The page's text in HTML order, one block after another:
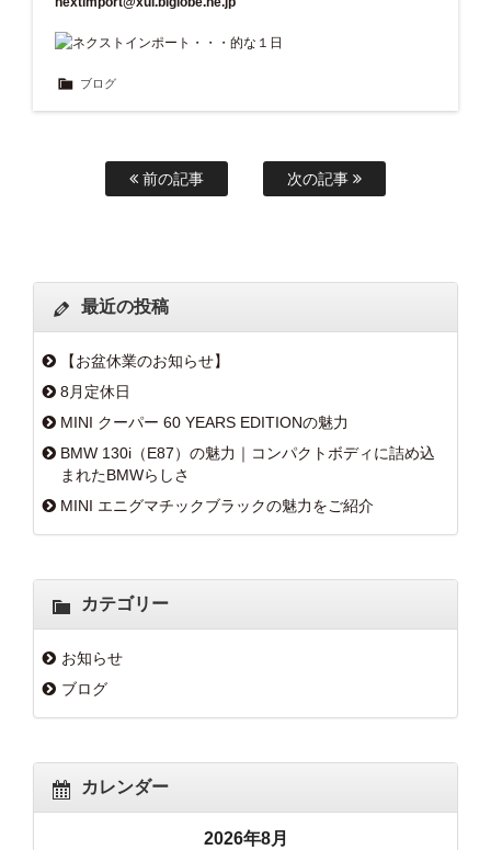
ブログ
前の記事 次の記事
最近の投稿
【お盆休業のお知らせ】
8月定休日
MINI クーパー 60 YEARS EDITIONの魅力
BMW 130i（E87）の魅力｜コンパクトボディに詰め込
まれたBMWらしさ
MINI エニグマチックブラックの魅力をご紹介
カテゴリー
お知らせ
ブログ
カレンダー
2026年8月